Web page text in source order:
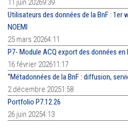
11 juin 20269:39
Utilisateurs des données de la BnF : 1er
NOEMI
25 mars 20264:11
P7- Module ACQ export des données en
16 février 202611:17
“Métadonnées de la BnF : diffusion,
2 décembre 20251:58
Portfolio P7.12.26
26 juin 20254:13